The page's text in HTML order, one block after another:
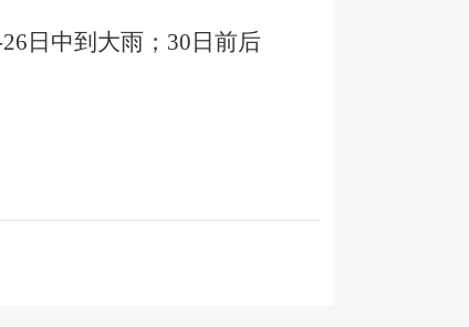
日中到大雨；30日前后